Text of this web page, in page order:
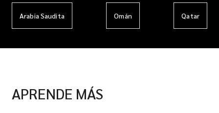
Arabia Saudita Omán Qatar
APRENDE MÁS